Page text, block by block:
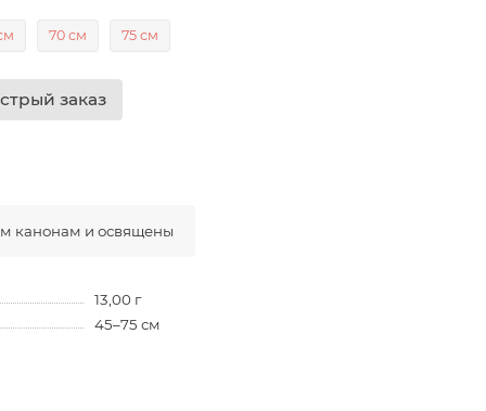
70 см 75 см
заказ
канонам и освящены
13,00 г
45–75 см